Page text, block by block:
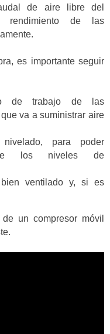
de aire libre del
rendimiento de las
es importante seguir
de trabajo de las
va a suministrar aire
para poder
los niveles de
ventilado y, si es
un compresor móvil